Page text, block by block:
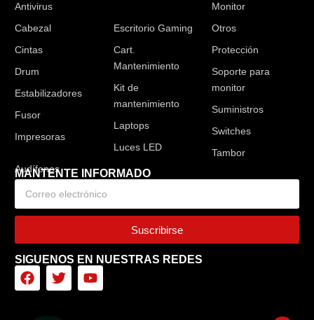
Antivirus
Cabezal
Cintas
Drum
Estabilizadores
Fusor
Impresoras
Escritorio Gaming
Cart.
Mantenimiento
Kit de
mantenimiento
Laptops
Luces LED
Monitor
Otros
Protección
Soporte para
monitor
Suministros
Switches
Tambor
MANTENTE INFORMADO
Suscribirse
SIGUENOS EN NUESTRAS REDES